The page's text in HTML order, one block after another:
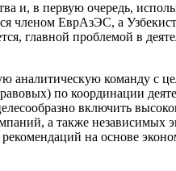
и, в первую очередь,
членом ЕврАзЭС, а
главной проблемой в
аналитическую команду с
по координации
включить
а также независимых
на основе